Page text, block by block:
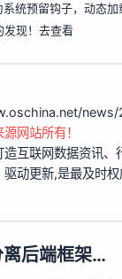
统预留钩子，动态
现！ 去查看
网站所有！
互联网数据资讯
动更新,是最及时
后端框架